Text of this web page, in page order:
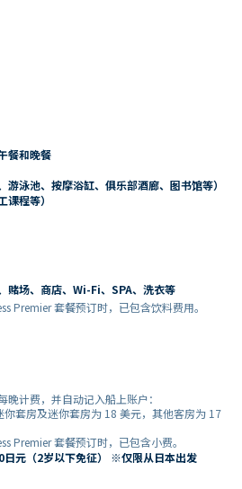
餐和晚餐
泳池、按摩浴缸、俱乐部酒廊、图书馆等）
程等）
赌场、商店、Wi-Fi、SPA、洗衣等
Premier 套餐预订时，已包含饮料费用。
计费，并自动记入船上账户：
套房及迷你套房为 18 美元，其他客房为 17
Premier 套餐预订时，已包含小费。
日元（2岁以下免征） ※仅限从日本出发